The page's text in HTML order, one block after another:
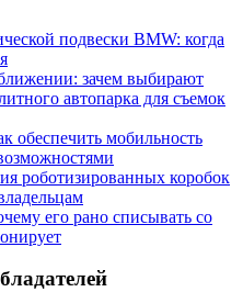
подвески BMW: когда
зачем выбирают
автопарка для съемок
обеспечить мобильность
роботизированных коробок
его рано списывать со